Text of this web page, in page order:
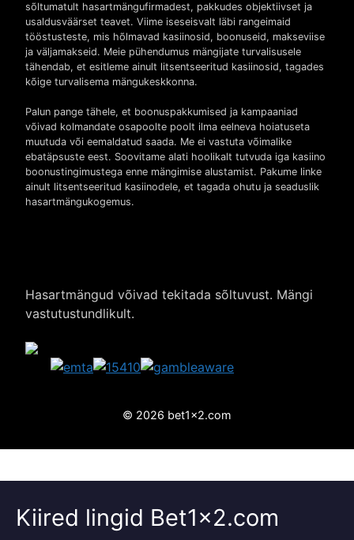
sõltumatult hasartmängufirmadest, pakkudes objektiivset ja
usaldusväärset teavet. Viime iseseisvalt läbi rangeimaid
tööstusteste, mis hõlmavad kasiinosid, boonuseid, makseviise
ja väljamakseid. Meie pühendumus mängijate turvalisusele
tähendab, et esitleme ainult litsentseeritud kasiinosid, tagades
kõige turvalisema mängukeskkonna.
Palun pange tähele, et boonuspakkumised ja kampaaniad
võivad kolmandate osapoolte poolt ilma eelneva hoiatuseta
muutuda või eemaldatud saada. Me ei vastuta võimalike
ebatäpsuste eest. Soovitame alati hoolikalt tutvuda iga kasiino
boonustingimustega enne mängimise alustamist. Pakume linke
ainult litsentseeritud kasiinodele, et tagada ohutu ja seaduslik
hasartmängukogemus.
Hasartmängud võivad tekitada sõltuvust. Mängi
vastutustundlikult.
© 2026 bet1x2.com
Kiired lingid Bet1x2.com